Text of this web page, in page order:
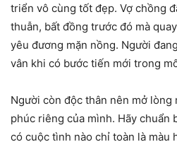
triển vô cùng tốt đẹp. Vợ chồng
thuẫn, bất đồng trước đó mà
yêu đương mặn nồng. Người
vân khi có bước tiến mới trong
Người còn độc thân nên mở lòng
phúc riêng của mình. Hãy chuẩn
có cuộc tình nào chỉ toàn là màu